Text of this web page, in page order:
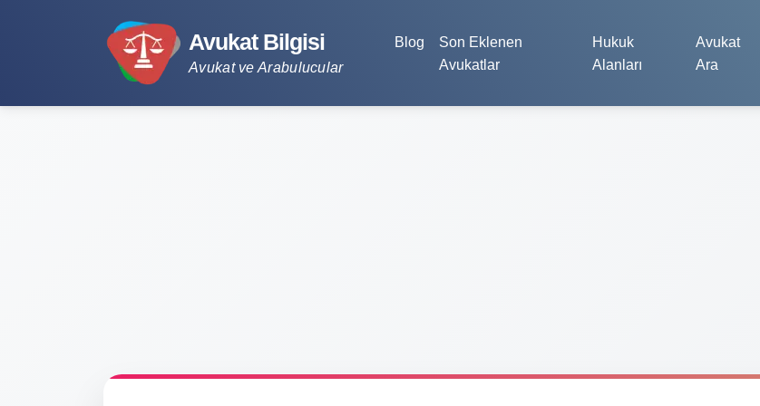
Avukat Bilgisi
Avukat ve Arabulucular
Blog
Son Eklenen
Avukatlar
Hukuk
Alanları
Avukat
Ara